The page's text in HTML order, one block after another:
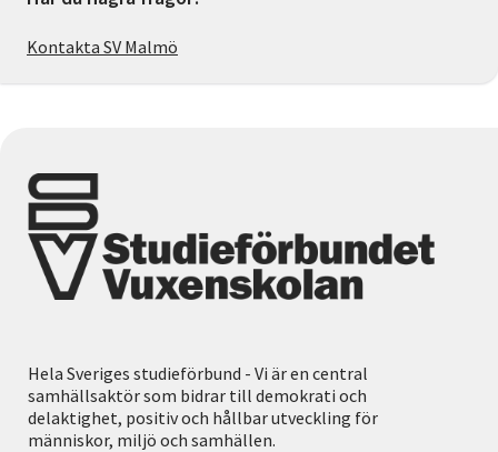
Kontakta SV Malmö
Hela Sveriges studieförbund - Vi är en central
samhällsaktör som bidrar till demokrati och
delaktighet, positiv och hållbar utveckling för
människor, miljö och samhällen.